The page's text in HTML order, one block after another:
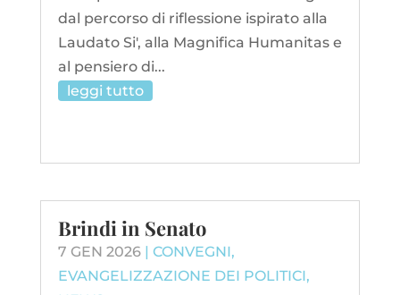
dal percorso di riflessione ispirato alla
Laudato Si', alla Magnifica Humanitas e
al pensiero di...
leggi tutto
Brindi in Senato
7 GEN 2026| CONVEGNI,
EVANGELIZZAZIONE DEI POLITICI,